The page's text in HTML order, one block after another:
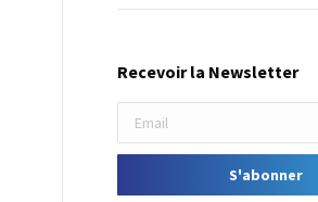
Recevoir la Newsletter